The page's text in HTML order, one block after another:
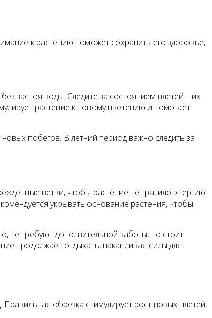
к растению поможет сохранить его здоровье,
застоя воды. Следите за состоянием плетей – их
растение к новому цветению и помогает
побегов. В летний период важно следить за
ветви, чтобы растение не тратило энергию
укрывать основание растения, чтобы
не требуют дополнительной заботы, но стоит
продолжает отдыхать, накапливая силы для
обрезка стимулирует рост новых плетей,